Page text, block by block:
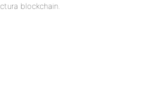
blockchain.